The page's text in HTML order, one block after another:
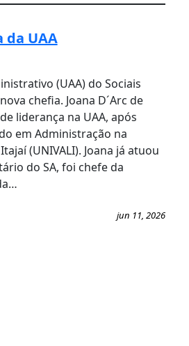
da UAA
(UAA) do Sociais
chefia. Joana D´Arc de
liderança na UAA, após
em Administração na
(UNIVALI). Joana já atuou
do SA, foi chefe da
jun 11, 2026